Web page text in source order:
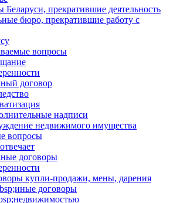
Беларуси, прекратившие деятельность
бюро, прекратившие работу с
вопросы
договор
надписи
недвижимого имущества
вопросы
договоры
купли-продажи, мены, дарения
договоры